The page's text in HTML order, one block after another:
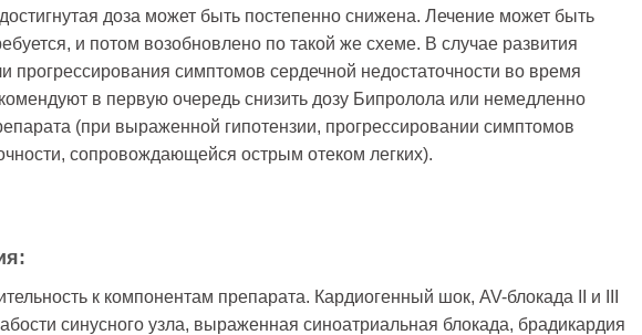
доза может быть постепенно снижена. Лечение может быть
и потом возобновлено по такой же схеме. В случае развития
прогрессирования симптомов сердечной недостаточности во время
в первую очередь снизить дозу Бипролола или немедленно
(при выраженной гипотензии, прогрессировании симптомов
сопровождающейся острым отеком легких).
к компонентам препарата. Кардиогенный шок, AV-блокада II и III
синусного узла, выраженная синоатриальная блокада, брадикардия